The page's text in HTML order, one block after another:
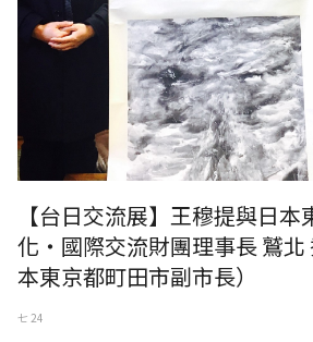
【台日交流展】王穆提與日
化・國際交流財團理事長 鷲北
本東京都町田市副市長）
七 24